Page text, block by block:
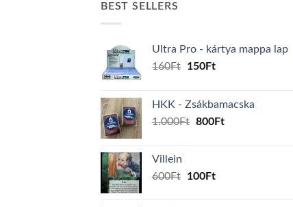
BEST SELLERS
Ultra Pro - kártya mappa lap
160Ft
Original
160Ft.
150FtCurrent
150Ft.
HKK - Zsákbamacska
1.000Ft Original
800FtCurrent
Villein
600Ft
Original
100FtCurrent